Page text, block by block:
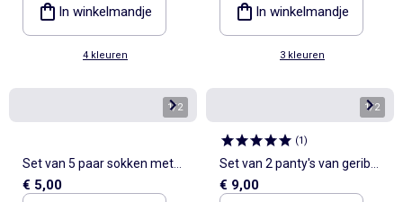
In winkelmandje
4 kleuren
In winkelmandje
3 kleuren
1/2
Set van 5 paar sokken met
omslag van katoen
€ 5,00
1/2
(1)
Set van 2 panty's van geribde
tricot
€ 9,00